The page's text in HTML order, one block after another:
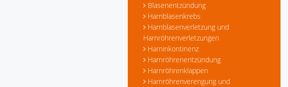
Blasenentzündung
Harnblasenkrebs
Harnblasenverletzung und
Harnröhrenverletzungen
Harninkontinenz
Harnröhrenentzündung
Harnröhrenklappen
Harnröhrenverengung und